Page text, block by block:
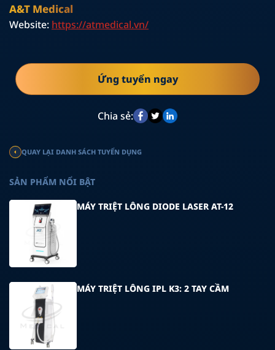
A&T Medical
Website: https://atmedical.vn/
Ứng tuyển ngay
Chia sẻ:
QUAY LẠI DANH SÁCH TUYỂN DỤNG
SẢN PHẨM NỔI BẬT
MÁY TRIỆT LÔNG DIODE LASER AT-12
MÁY TRIỆT LÔNG IPL K3: 2 TAY CẦM